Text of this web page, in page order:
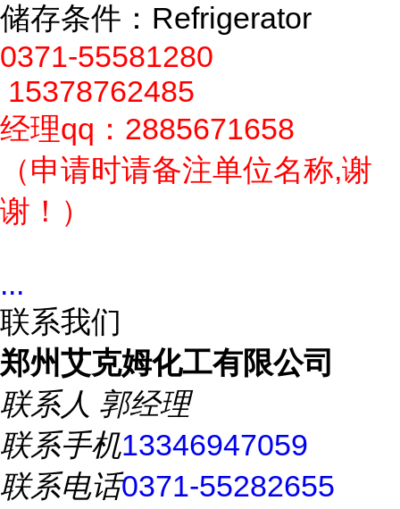
储存条件：Refrigerator
0371-55581280
15378762485
经理qq：2885671658
（申请时请备注单位名称,谢
谢！）
...
联系我们
郑州艾克姆化工有限公司
联系人 郭经理
联系手机13346947059
联系电话0371-55282655